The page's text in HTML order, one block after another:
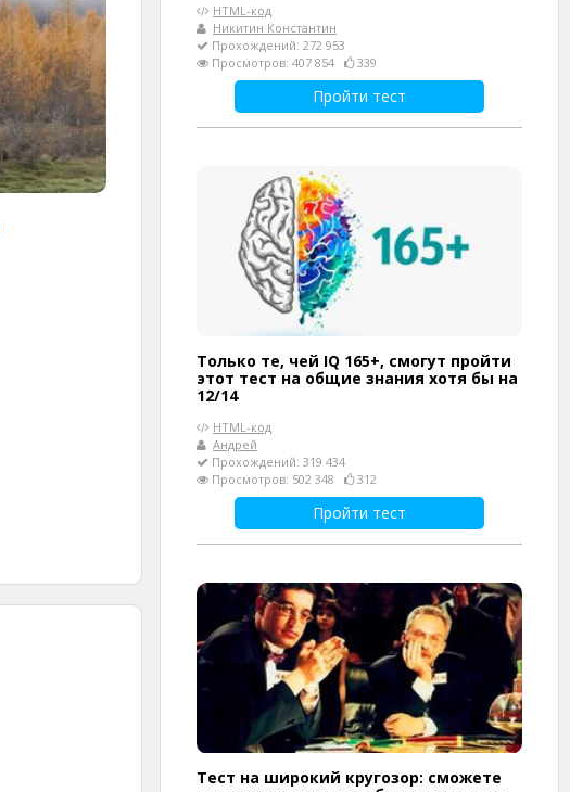
HTML-код
Никитин Константин
Прохождений: 272 953
Просмотров: 407 854
339
Пройти тест
Только те, чей IQ 165+, смогут пройти
этот тест на общие знания хотя бы на
12/14
HTML-код
Андрей
Прохождений: 319 434
Просмотров: 502 348
312
Пройти тест
Тест на широкий кругозор: сможете